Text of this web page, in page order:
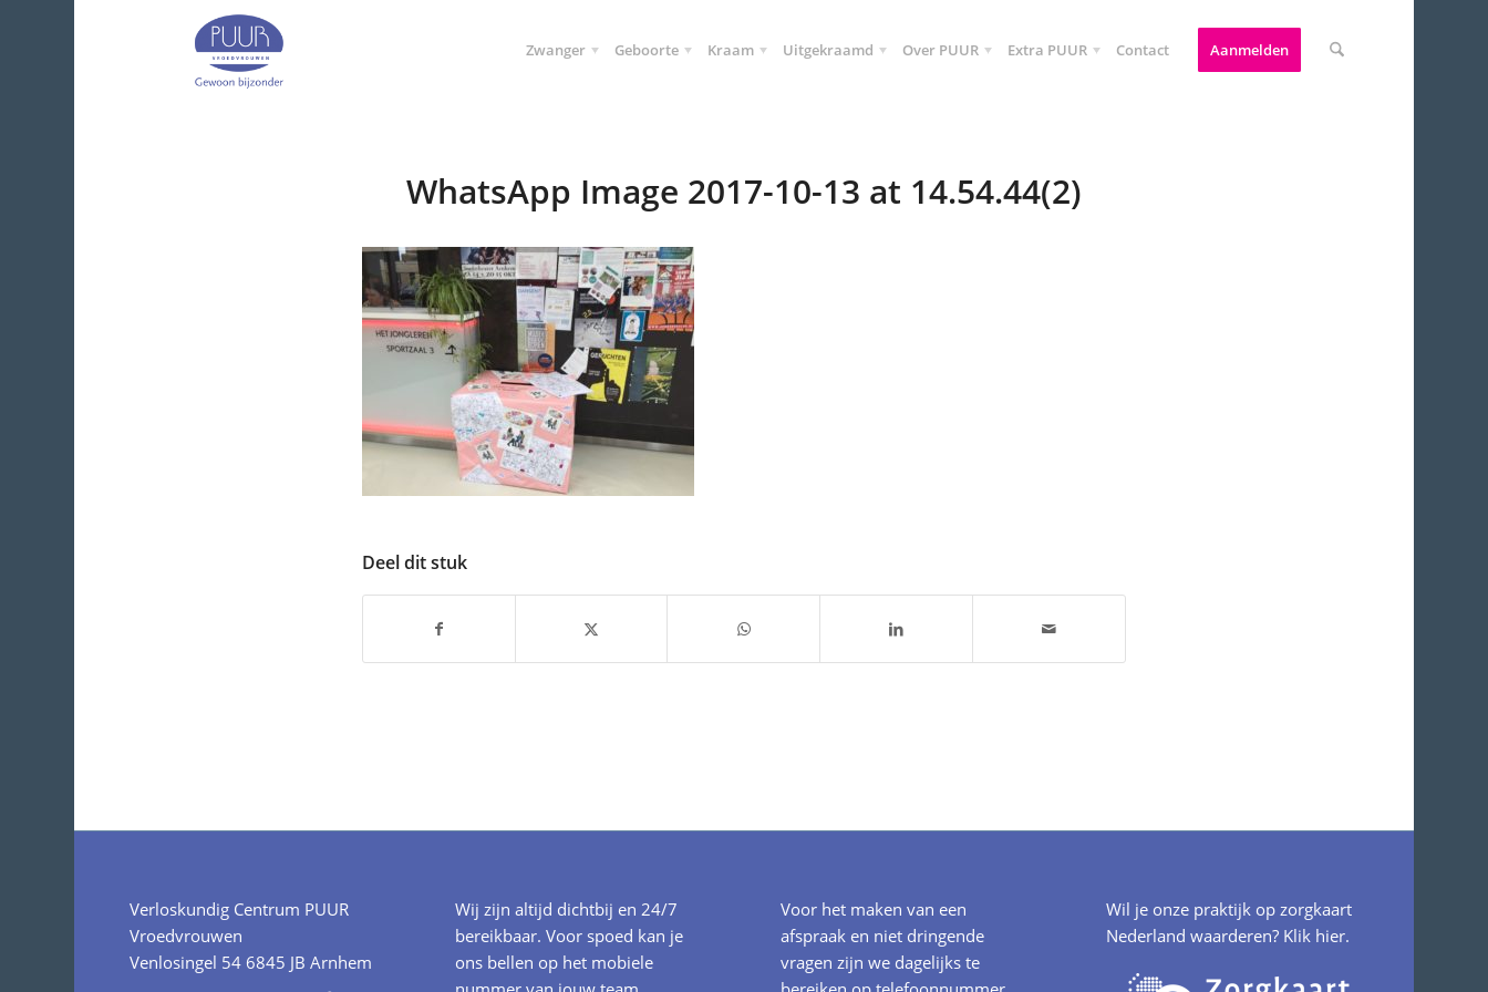
Zwanger Geboorte Kraam Uitgekraamd Over PUUR Extra PUUR Contact Aanmelden
WhatsApp Image 2017-10-13 at 14.54.44(2)
Deel dit stuk
Verloskundig Centrum PUUR
Vroedvrouwen
Venlosingel 54 6845 JB Arnhem
Wij zijn altijd dichtbij en 24/7
bereikbaar. Voor spoed kan je
ons bellen op het mobiele
Voor het maken van een
afspraak en niet dringende
vragen zijn we dagelijks te
Wil je onze praktijk op zorgkaart
Nederland waarderen? Klik hier.